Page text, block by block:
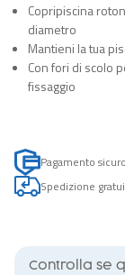
Copripiscina
diametro
Mantieni la tua
Con fori di scolo
fissaggio
Pagamento sicuro
Spedizione
Controlla se